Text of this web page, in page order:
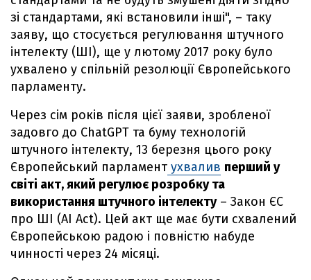
зі стандартами, які встановили інші", – таку
заяву, що стосується регулювання штучного
інтелекту (ШІ), ще у лютому 2017 року було
ухвалено у спільній резолюції Європейського
парламенту.
Через сім років після цієї заяви, зробленої
задовго до ChatGPT та буму технологій
штучного інтелекту, 13 березня цього року
Європейський парламент ухвалив перший у
світі акт, який регулює розробку та
використання штучного інтелекту– Закон ЄС
про ШІ (AI Act). Цей акт ще має бути схвалений
Європейською радою і повністю набуде
чинності через 24 місяці.